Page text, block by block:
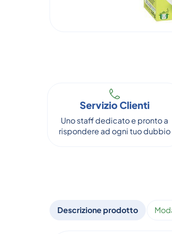
Servizio Clienti
Uno staff dedicato e pronto a
rispondere ad ogni tuo dubbio
Descrizione prodotto